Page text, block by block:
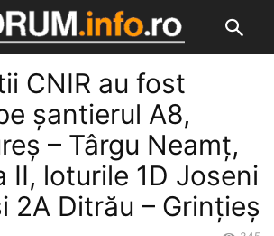
CNIR au fost
șantierul A8,
– Târgu Neamț,
II, loturile 1D Joseni
2A Ditrău – Grințieș